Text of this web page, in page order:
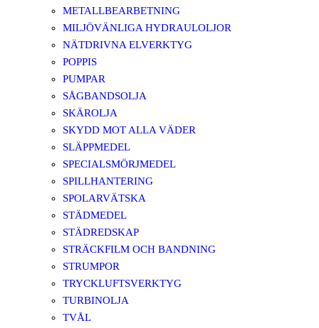
METALLBEARBETNING
MILJÖVÄNLIGA HYDRAULOLJOR
NÄTDRIVNA ELVERKTYG
POPPIS
PUMPAR
SÅGBANDSOLJA
SKÄROLJA
SKYDD MOT ALLA VÄDER
SLÄPPMEDEL
SPECIALSMÖRJMEDEL
SPILLHANTERING
SPOLARVÄTSKA
STÄDMEDEL
STÄDREDSKAP
STRÄCKFILM OCH BANDNING
STRUMPOR
TRYCKLUFTSVERKTYG
TURBINOLJA
TVÅL